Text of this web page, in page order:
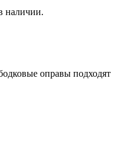
наличии.
оправы подходят